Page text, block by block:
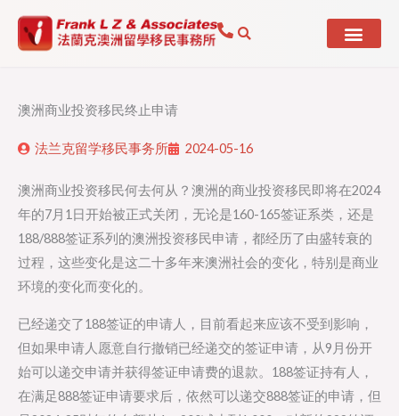
澳洲商业投资移民终止申请
法兰克留学移民事务所 2024-05-16
澳洲商业投资移民何去何从？澳洲的商业投资移民即将在2024
年的7月1日开始被正式关闭，无论是160-165签证系类，还是
188/888签证系列的澳洲投资移民申请，都经历了由盛转衰的
过程，这些变化是这二十多年来澳洲社会的变化，特别是商业
环境的变化而变化的。
已经递交了188签证的申请人，目前看起来应该不受到影响，
但如果申请人愿意自行撤销已经递交的签证申请，从9月份开
始可以递交申请并获得签证申请费的退款。188签证持有人，
在满足888签证申请要求后，依然可以递交888签证的申请，但